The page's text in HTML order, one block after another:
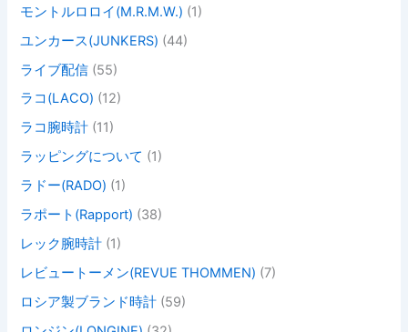
モントルロロイ(M.R.M.W.) (1)
ユンカース(JUNKERS) (44)
ライブ配信 (55)
ラコ(LACO) (12)
ラコ腕時計 (11)
ラッピングについて (1)
ラドー(RADO) (1)
ラポート(Rapport) (38)
レック腕時計 (1)
レビュートーメン(REVUE THOMMEN) (7)
ロシア製ブランド時計 (59)